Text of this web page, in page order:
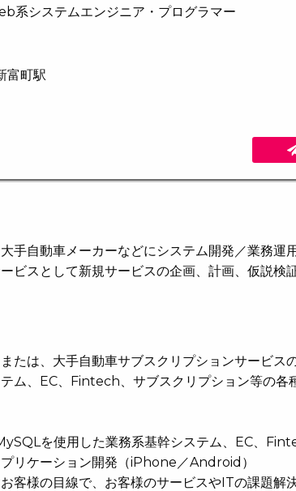
系システムエンジニア・プログラマー
富町駅
手自動車メーカーなどにシステム開発／業務運
ビスとして新規サービスの企画、計画、仮説検
たは、大手自動車サブスクリプションサービス
ム、EC、Fintech、サブスクリプション等の各
を使用した業務系基幹システム、EC、
プリケーション開発（iPhone／Android）
客様の目線で、お客様のサービスやITの課題解